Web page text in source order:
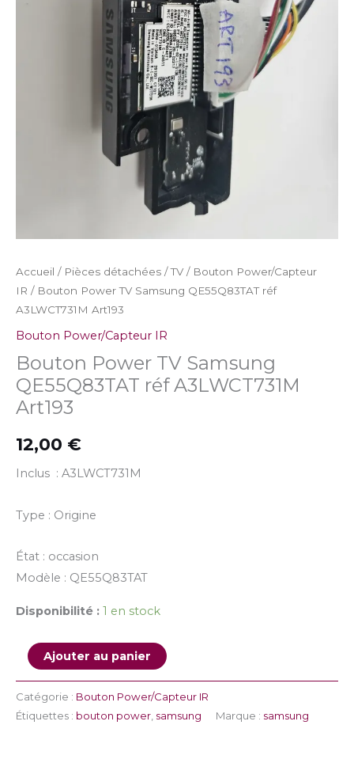
Accueil / Pièces détachées /TV / Bouton Power/Capteur
IR / Bouton Power TV Samsung QE55Q83TAT réf
A3LWCT731M Art193
Bouton Power/Capteur IR
Bouton Power TV Samsung
QE55Q83TAT réf A3LWCT731M
Art193
12,00 €
Inclus : A3LWCT731M
Type : Origine
État : occasion
Modèle : QE55Q83TAT
Disponibilité : 1 en stock
Ajouter au panier
Catégorie : Bouton Power/Capteur IR
Étiquettes : bouton power samsung Marque : samsung